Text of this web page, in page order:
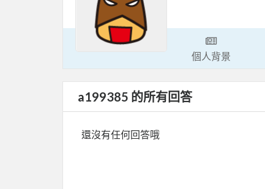
個人背景
a199385 的所有回答
還沒有任何回答哦